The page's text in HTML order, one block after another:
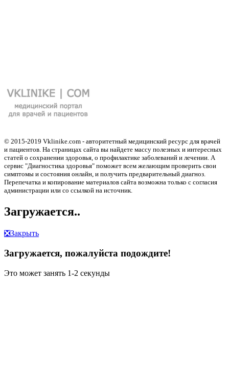
© 2015-2019 Vklinike.com - авторитетный медицинский ресурс для врачей
и пациентов. На страницах сайта вы найдете массу полезных и интересных
статей о сохранении здоровья, о профилактике заболеваний и лечении. А
сервис "Диагностика здоровья" поможет всем желающим проверить свои
симптомы и состояния онлайн, и получить предварительный диагноз.
Перепечатка и копирование материалов сайта возможна только с согласия
администрации или со ссылкой на источник.
Загружается..
❎Закрыть
Загружается, пожалуйста подождите!
Это может занять 1-2 секунды